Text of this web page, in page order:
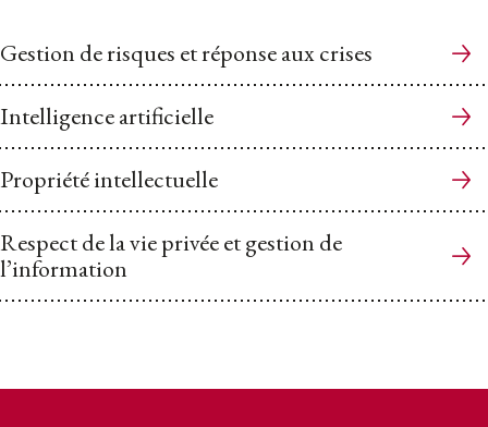
Gestion de risques et réponse aux crises
Intelligence artificielle
Propriété intellectuelle
Respect de la vie privée et gestion de
l’information